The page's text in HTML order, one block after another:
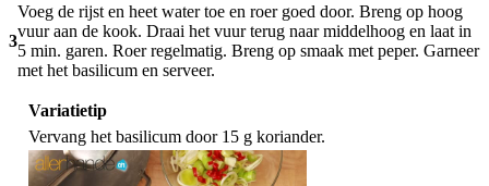
3
Voeg de rijst en heet water toe en roer goed door. Breng op hoog
vuur aan de kook. Draai het vuur terug naar middelhoog en laat in
5 min. garen. Roer regelmatig. Breng op smaak met peper. Garneer
met het basilicum en serveer.
Variatietip
Vervang het basilicum door 15 g koriander.